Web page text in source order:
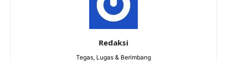
Redaksi
Tegas, Lugas & Berimbang